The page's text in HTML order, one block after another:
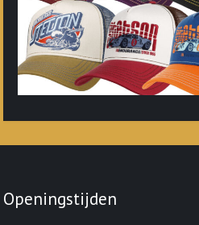
Openingstijden